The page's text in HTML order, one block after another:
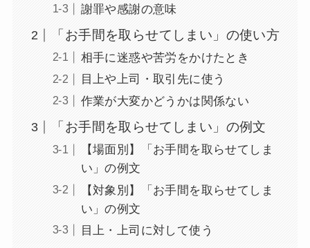
謝罪や感謝の意味
「お手間を取らせてしまい」の使い方
相手に迷惑や苦労をかけたとき
目上や上司・取引先に使う
作業が大変かどうかは関係ない
「お手間を取らせてしまい」の例文
【場面別】「お手間を取らせてしま
い」の例文
【対象別】「お手間を取らせてしま
い」の例文
目上・上司に対して使う